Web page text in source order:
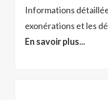
Informations
exonérations et les
En savoir plus...